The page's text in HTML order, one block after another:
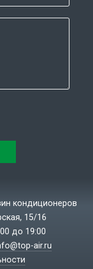
кондиционеров
15/16
до 19:00
air.ru